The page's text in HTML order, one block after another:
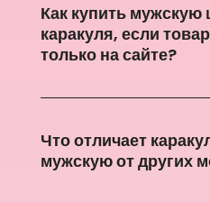
Как купить мужскую
каракуля, если
только на сайте?
Что отличает
мужскую от других